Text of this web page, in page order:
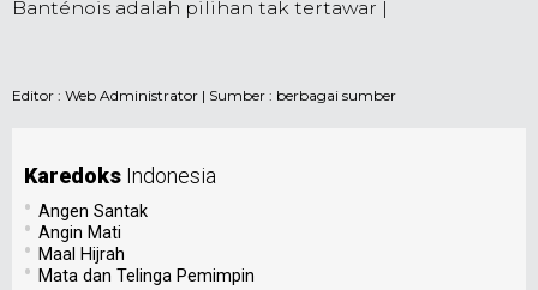
Banténois adalah pilihan tak tertawar |
Editor : Web Administrator | Sumber : berbagai sumber
Karedoks Indonesia
• Angen Santak
• Angin Mati
• Maal Hijrah
• Mata dan Telinga Pemimpin